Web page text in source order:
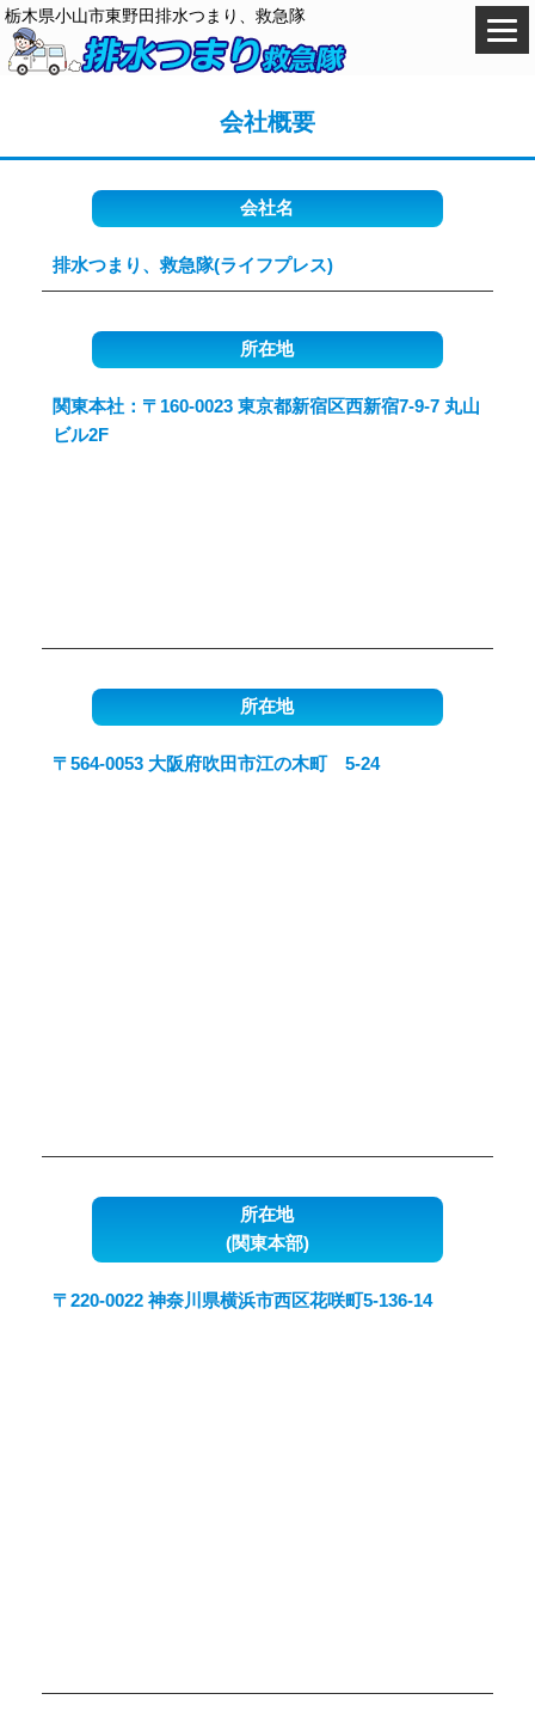
栃木県小山市東野田排水つまり、救急隊
会社概要
会社名
排水つまり、救急隊(ライフプレス)
所在地
関東本社：〒160-0023 東京都新宿区西新宿7-9-7 丸山
ビル2F
所在地
〒564-0053 大阪府吹田市江の木町 5-24
所在地
(関東本部)
〒220-0022 神奈川県横浜市西区花咲町5-136-14